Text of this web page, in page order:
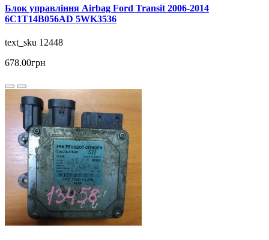
Блок управління Airbag Ford Transit 2006-2014
6C1T14B056AD 5WK3536
text_sku 12448
678.00грн